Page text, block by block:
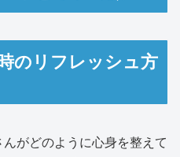
のリフレッシュ方
がどのように心身を整えて